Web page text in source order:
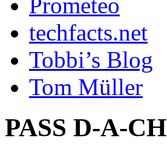
techfacts.net
Tobbi’s Blog
Tom Müller
PASS D-A-CH